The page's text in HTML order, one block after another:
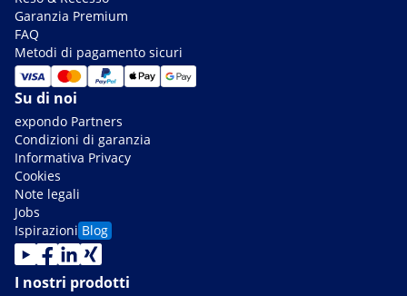
Garanzia Premium
FAQ
Metodi di pagamento sicuri
Su di noi
expondo Partners
Condizioni di garanzia
Informativa Privacy
Cookies
Note legali
Jobs
Ispirazioni Blog
I nostri prodotti